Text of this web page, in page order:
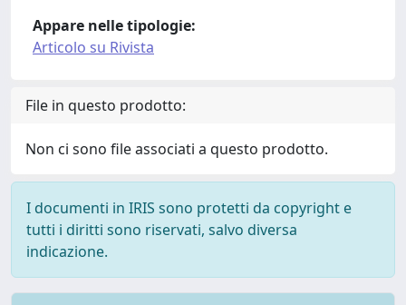
Appare nelle tipologie:
Articolo su Rivista
File in questo prodotto:
Non ci sono file associati a questo prodotto.
I documenti in IRIS sono protetti da copyright e
tutti i diritti sono riservati, salvo diversa
indicazione.